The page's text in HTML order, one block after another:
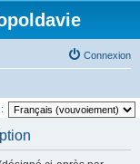
Connexion